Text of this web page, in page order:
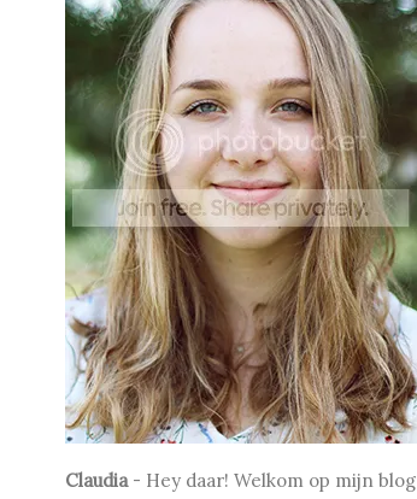
Claudia- Hey daar! Welkom op mijn blog